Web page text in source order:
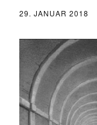
29. JANUAR 2018